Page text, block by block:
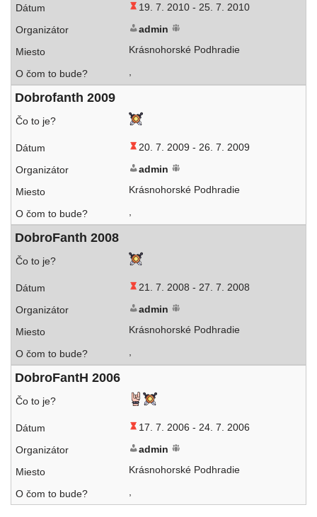
19. 7. 2010 - 25. 7. 2010
admin
Krásnohorské Podhradie
,
Dobrofanth 2009
20. 7. 2009 - 26. 7. 2009
admin
Krásnohorské Podhradie
,
DobroFanth 2008
21. 7. 2008 - 27. 7. 2008
admin
Krásnohorské Podhradie
,
DobroFantH 2006
17. 7. 2006 - 24. 7. 2006
admin
Krásnohorské Podhradie
,